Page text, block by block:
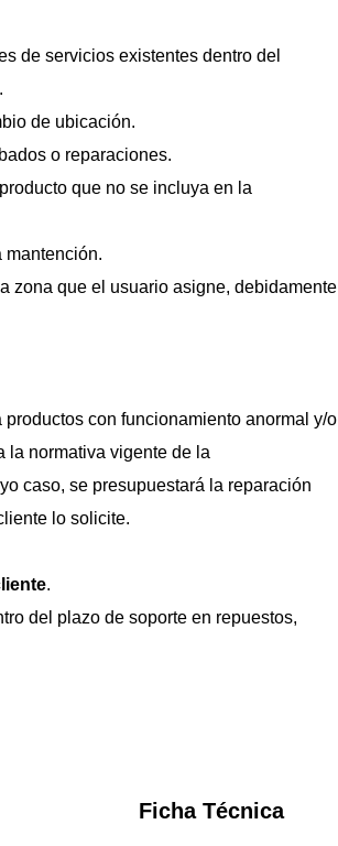
de servicios existentes dentro del
de ubicación.
o reparaciones.
que no se incluya en la
mantención.
zona que el usuario asigne, debidamente
con funcionamiento anormal y/o
la normativa vigente de la
caso, se presupuestará la reparación
lo solicite.
.
del plazo de soporte en repuestos,
Ficha Técnica